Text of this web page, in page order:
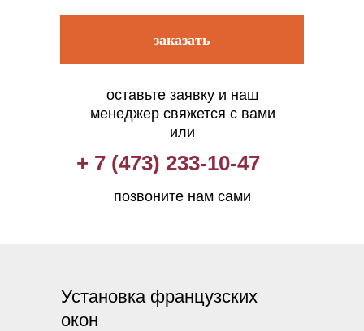
заказать
оставьте заявку и наш
менеджер свяжется с вами
или
+ 7 (473) 233-10-47
позвоните нам сами
Установка французских
окон